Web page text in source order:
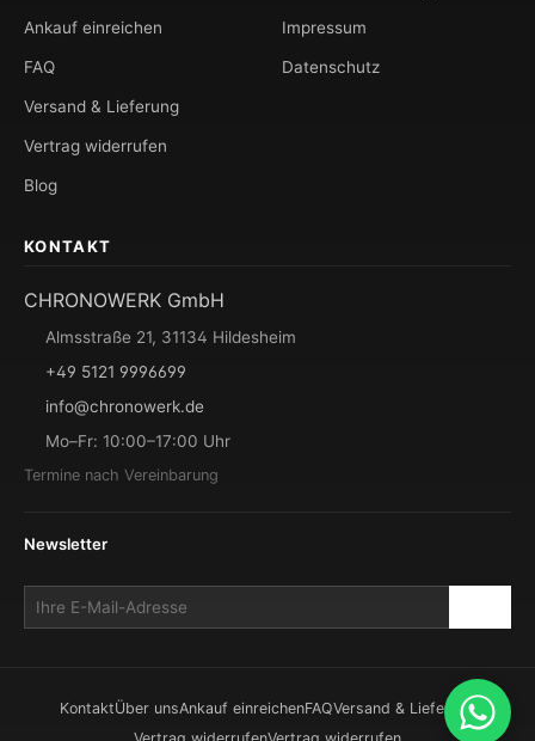
Ankauf einreichen
FAQ
Versand & Lieferung
Vertrag widerrufen
Blog
Impressum
Datenschutz
KONTAKT
CHRONOWERK GmbH
Almsstraße 21, 31134 Hildesheim
+49 5121 9996699
info@chronowerk.de
Mo–Fr: 10:00–17:00 Uhr
Termine nach Vereinbarung
Newsletter
KontaktÜber unsAnkauf einreichenFAQVersand & Lieferung